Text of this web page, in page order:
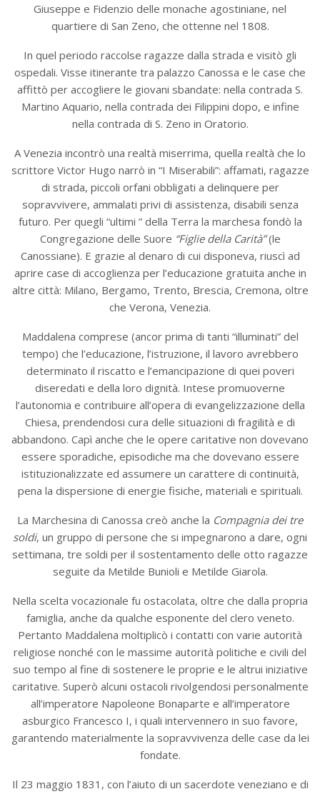
Giuseppe e Fidenzio delle monache agostiniane, nel
quartiere di San Zeno, che ottenne nel 1808.
In quel periodo raccolse ragazze dalla strada e visitò gli
ospedali. Visse itinerante tra palazzo Canossa e le case che
affittò per accogliere le giovani sbandate: nella contrada S.
Martino Aquario, nella contrada dei Filippini dopo, e infine
nella contrada di S. Zeno in Oratorio.
A Venezia incontrò una realtà miserrima, quella realtà che lo
scrittore Victor Hugo narrò in “I Miserabili”: affamati, ragazze
di strada, piccoli orfani obbligati a delinquere per
sopravvivere, ammalati privi di assistenza, disabili senza
futuro. Per quegli “ultimi ” della Terra la marchesa fondò la
Congregazione delle Suore “Figlie della Carità”(le
Canossiane). E grazie al denaro di cui disponeva, riuscì ad
aprire case di accoglienza per l’educazione gratuita anche in
altre città: Milano, Bergamo, Trento, Brescia, Cremona, oltre
che Verona, Venezia.
Maddalena comprese (ancor prima di tanti “illuminati” del
tempo) che l’educazione, l’istruzione, il lavoro avrebbero
determinato il riscatto e l’emancipazione di quei poveri
diseredati e della loro dignità. Intese promuoverne
l’autonomia e contribuire all’opera di evangelizzazione della
Chiesa, prendendosi cura delle situazioni di fragilità e di
abbandono. Capì anche che le opere caritative non dovevano
essere sporadiche, episodiche ma che dovevano essere
istituzionalizzate ed assumere un carattere di continuità,
pena la dispersione di energie fisiche, materiali e spirituali.
La Marchesina di Canossa creò anche la Compagnia dei tre
soldi, un gruppo di persone che si impegnarono a dare, ogni
settimana, tre soldi per il sostentamento delle otto ragazze
seguite da Metilde Bunioli e Metilde Giarola.
Nella scelta vocazionale fu ostacolata, oltre che dalla propria
famiglia, anche da qualche esponente del clero veneto.
Pertanto Maddalena moltiplicò i contatti con varie autorità
religiose nonché con le massime autorità politiche e civili del
suo tempo al fine di sostenere le proprie e le altrui iniziative
caritative. Superò alcuni ostacoli rivolgendosi personalmente
all’imperatore Napoleone Bonaparte e all’imperatore
asburgico Francesco I, i quali intervennero in suo favore,
garantendo materialmente la sopravvivenza delle case da lei
fondate.
Il 23 maggio 1831, con l’aiuto di un sacerdote veneziano e di